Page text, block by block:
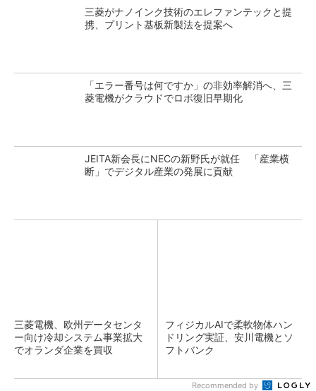
三菱がナノインク技術のエレファンテックと提
携、プリント基板新製法を提案へ
「エラー番号は何ですか」の非効率解消へ、三
菱電機がクラウドでロボ復旧早期化
JEITA新会長にNECの新野氏が就任 「産業横
断」でデジタル産業の発展に貢献
三菱電機、欧州データセンタ
ー向け冷却システム事業拡大
でオランダ企業を買収
フィジカルAIで柔軟物体ハン
ドリング実証、安川電機とソ
フトバンク
Recommended by